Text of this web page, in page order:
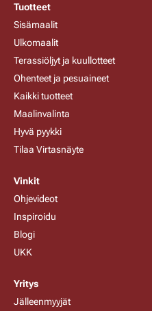
Tuotteet
Sisämaalit
Ulkomaalit
Terassiöljyt ja kuullotteet
Ohenteet ja pesuaineet
Kaikki tuotteet
Maalinvalinta
Hyvä pyykki
Tilaa Virtasnäyte
Vinkit
Ohjevideot
Inspiroidu
Blogi
UKK
Yritys
Jälleenmyyjät